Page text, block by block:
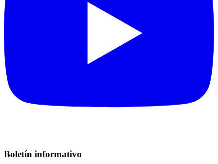
Boletín informativo